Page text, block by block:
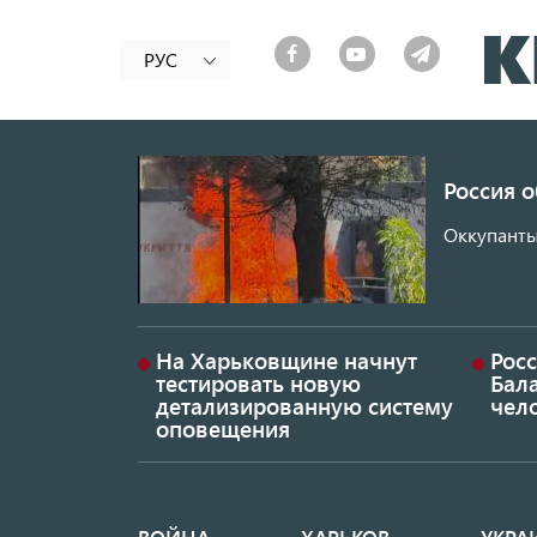
РУС
Россия
На Харьковщине начнут
тестировать новую
детализированную систему
оповещения